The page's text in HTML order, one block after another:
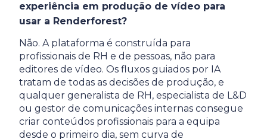
experiência em produção de vídeo para
usar a Renderforest?
Não. A plataforma é construída para
profissionais de RH e de pessoas, não para
editores de vídeo. Os fluxos guiados por IA
tratam de todas as decisões de produção, e
qualquer generalista de RH, especialista de L&D
ou gestor de comunicações internas consegue
criar conteúdos profissionais para a equipa
desde o primeiro dia, sem curva de